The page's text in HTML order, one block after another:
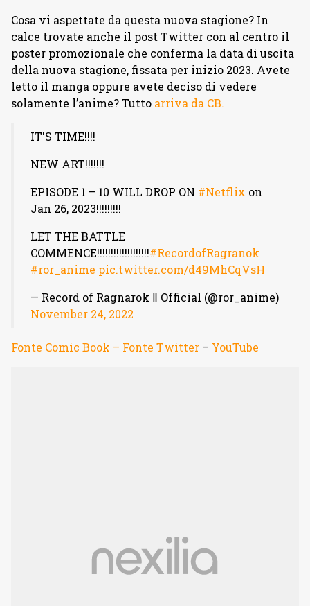
Cosa vi aspettate da questa nuova stagione? In
calce trovate anche il post Twitter con al centro il
poster promozionale che conferma la data di uscita
della nuova stagione, fissata per inizio 2023. Avete
letto il manga oppure avete deciso di vedere
solamente l’anime? Tutto arriva da CB.
IT'S TIME!!!!
NEW ART!!!!!!!
EPISODE 1 – 10 WILL DROP ON #Netflix on
Jan 26, 2023!!!!!!!!!
LET THE BATTLE
COMMENCE!!!!!!!!!!!!!!!!!!!#RecordofRagranok
#ror_anime pic.twitter.com/d49MhCqVsH
— Record of Ragnarok Ⅱ Official (@ror_anime)
November 24, 2022
Fonte Comic Book – Fonte Twitter – YouTube